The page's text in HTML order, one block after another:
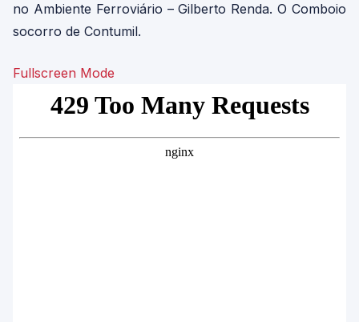
no Ambiente Ferroviário – Gilberto Renda. O Comboio
socorro de Contumil.
Fullscreen Mode